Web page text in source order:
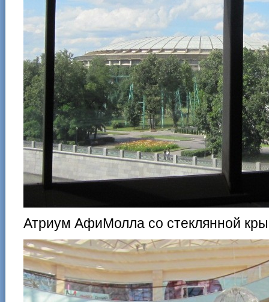
Атриум АфиМолла со стеклянной